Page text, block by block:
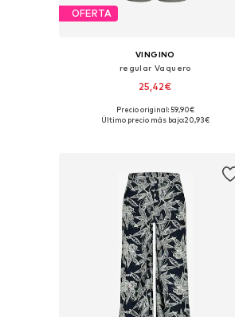
OFERTA
VINGINO
regular Vaquero
25,42€
Tallas disponibles: 128, 140
Precio original: 59,90€
Último precio más bajo:20,93€